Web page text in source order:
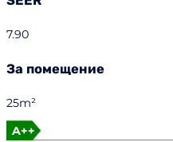
7.90
За помещение
25m²
A++